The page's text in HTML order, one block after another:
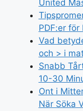
United
PDF:er för
Vad
och > i
Snabb
10-30
Ont i
När Söka